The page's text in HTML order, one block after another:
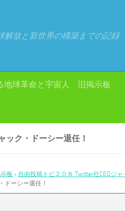
解放と新世界の構築までの記録
地球革命と宇宙人 旧掲示板
ック・ドーシー退任！
板 › 自由投稿トピ２０８ Twitter社CEOジ
ドーシー退任！